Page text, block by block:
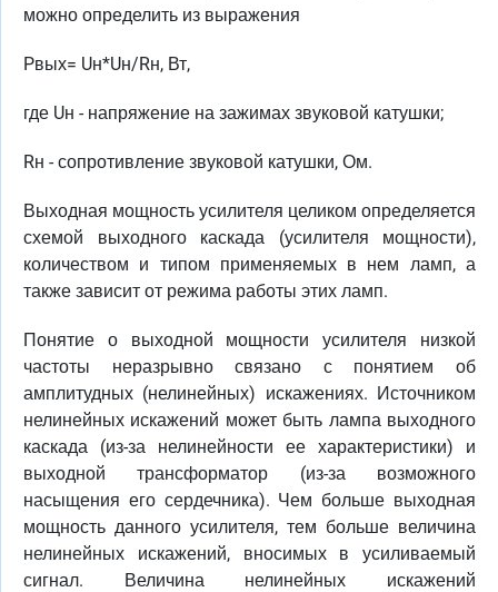
можно определить из выражения
Pвых= Uн*Uн/Rн, Вт,
где Uн - напряжение на зажимах звуковой катушки;
Rн - сопротивление звуковой катушки, Ом.
Выходная мощность усилителя целиком определяется
схемой выходного каскада (усилителя мощности),
количеством и типом применяемых в нем ламп, а
также зависит от режима работы этих ламп.
Понятие о выходной мощности усилителя низкой
частоты неразрывно связано с понятием об
амплитудных (нелинейных) искажениях. Источником
нелинейных искажений может быть лампа выходного
каскада (из-за нелинейности ее характеристики) и
выходной трансформатор (из-за возможного
насыщения его сердечника). Чем больше выходная
мощность данного усилителя, тем больше величина
нелинейных искажений, вносимых в усиливаемый
сигнал. Величина нелинейных искажений